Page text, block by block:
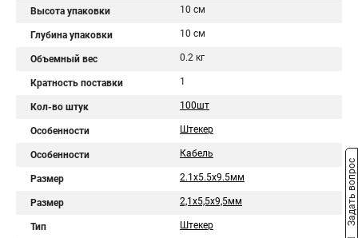
Высота упаковки 10 см
Глубина упаковки 10 см
Объемный вес 0.2 кг
Кратность поставки 1
Кол-во штук 100шт
Особенности Штекер
Особенности Кабель
Размер 2.1х5.5х9.5мм
Размер 2,1x5,5x9,5мм
Тип Штекер Задать вопрос